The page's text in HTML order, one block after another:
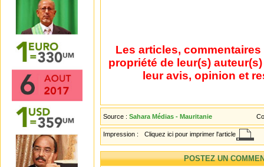
Les articles,
propriété de leur(s)
leur avis, opinion et
Source : Sahara Médias - Mauritanie
Impression : Cliquez ici pour imprimer l'article
POSTEZ UN